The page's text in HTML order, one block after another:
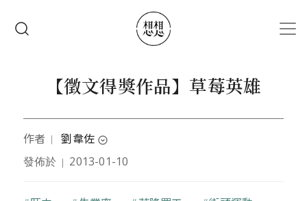
【徵文得獎作品】草莓英雄
作者 ｜ 劉韋佐 expand_circle_down
本文作者是國立政治大學台文所碩士生
發佈於 ｜ 2013-01-10